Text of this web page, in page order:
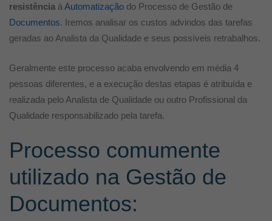
resistência àAutomatização do Processo de Gestão de
Documentos. Iremos analisar os custos advindos das tarefas
geradas ao Analista da Qualidade e seus possíveis retrabalhos.
Geralmente este processo acaba envolvendo em média 4
pessoas diferentes, e a execução destas etapas é atribuída e
realizada pelo Analista de Qualidade ou outro Profissional da
Qualidade responsabilizado pela tarefa.
Processo comumente
utilizado na Gestão de
Documentos: